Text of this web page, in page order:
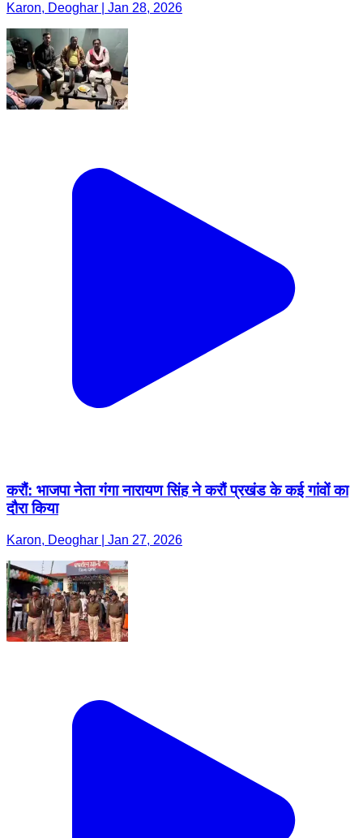
Karon, Deoghar | Jan 28, 2026
करौं: भाजपा नेता गंगा नारायण सिंह ने करौं प्रखंड के कई गांवों का
दौरा किया
Karon, Deoghar | Jan 27, 2026